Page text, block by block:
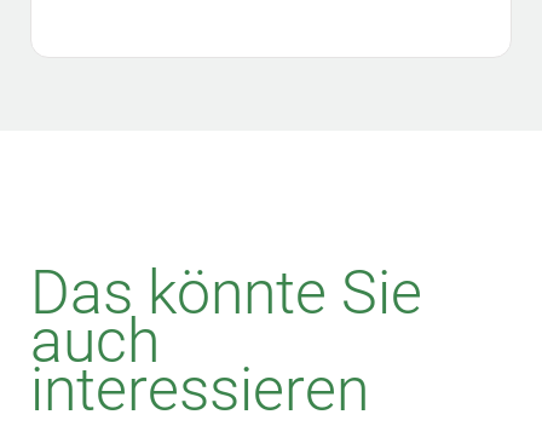
Das könnte Sie
auch
interessieren